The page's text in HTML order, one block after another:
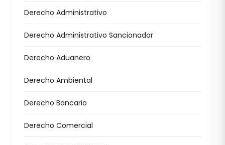
Derecho Administrativo
Derecho Administrativo Sancionador
Derecho Aduanero
Derecho Ambiental
Derecho Bancario
Derecho Comercial